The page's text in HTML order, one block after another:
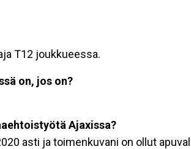
T12 joukkueessa.
on, jos on?
Ajaxissa?
asti ja toimenkuvani on ollut